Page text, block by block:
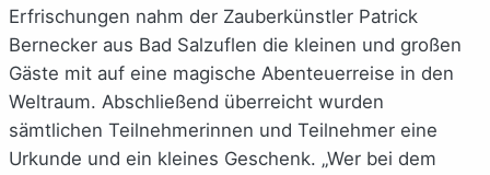
Erfrischungen nahm der Zauberkünstler Patrick
Bernecker aus Bad Salzuflen die kleinen und großen
Gäste mit auf eine magische Abenteuerreise in den
Weltraum. Abschließend überreicht wurden
sämtlichen Teilnehmerinnen und Teilnehmer eine
Urkunde und ein kleines Geschenk. „Wer bei dem